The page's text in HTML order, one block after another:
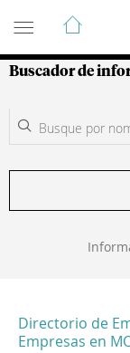
Guía de
Buscador de
Directorio de
Empresas en